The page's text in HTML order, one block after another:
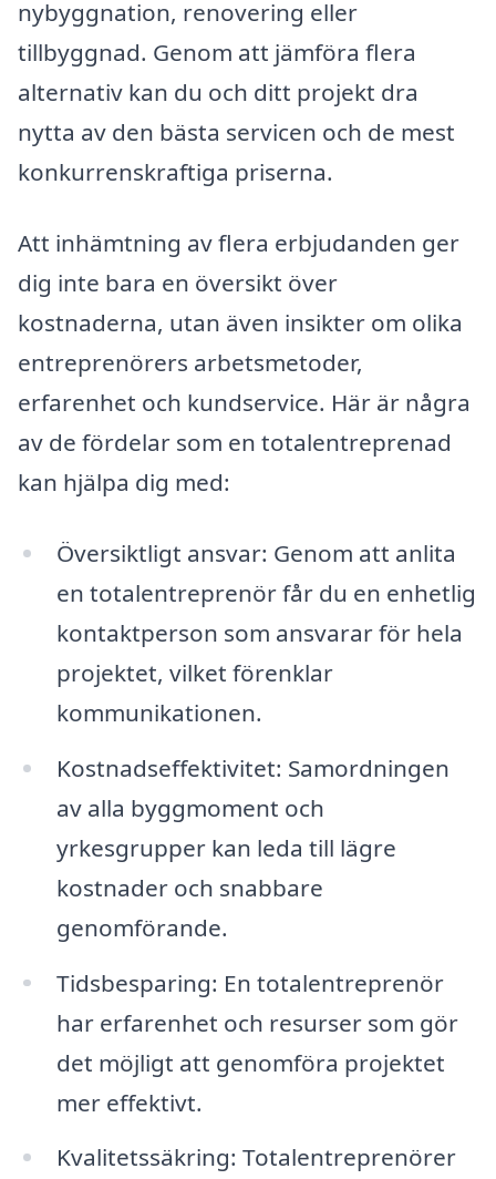
nybyggnation, renovering eller
tillbyggnad. Genom att jämföra flera
alternativ kan du och ditt projekt dra
nytta av den bästa servicen och de mest
konkurrenskraftiga priserna.
Att inhämtning av flera erbjudanden ger
dig inte bara en översikt över
kostnaderna, utan även insikter om olika
entreprenörers arbetsmetoder,
erfarenhet och kundservice. Här är några
av de fördelar som en totalentreprenad
kan hjälpa dig med:
Översiktligt ansvar: Genom att anlita
en totalentreprenör får du en enhetlig
kontaktperson som ansvarar för hela
projektet, vilket förenklar
kommunikationen.
Kostnadseffektivitet: Samordningen
av alla byggmoment och
yrkesgrupper kan leda till lägre
kostnader och snabbare
genomförande.
Tidsbesparing: En totalentreprenör
har erfarenhet och resurser som gör
det möjligt att genomföra projektet
mer effektivt.
Kvalitetssäkring: Totalentreprenörer